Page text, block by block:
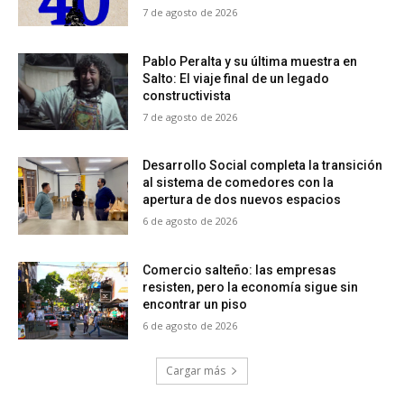
7 de agosto de 2026
Pablo Peralta y su última muestra en
Salto: El viaje final de un legado
constructivista
7 de agosto de 2026
Desarrollo Social completa la transición
al sistema de comedores con la
apertura de dos nuevos espacios
6 de agosto de 2026
Comercio salteño: las empresas
resisten, pero la economía sigue sin
encontrar un piso
6 de agosto de 2026
Cargar más